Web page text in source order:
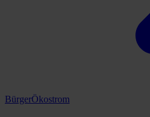
BürgerÖkostrom